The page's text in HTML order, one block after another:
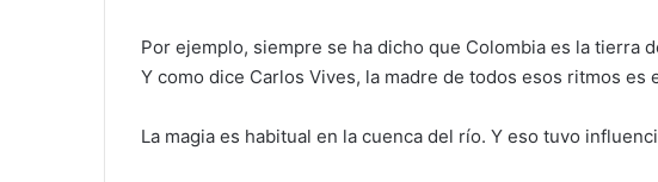
Por ejemplo, siempre se ha dicho que Colombia es la tierra
Y como dice Carlos Vives, la madre de todos esos ritmos es
La magia es habitual en la cuenca del río. Y eso tuvo